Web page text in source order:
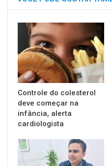
Controle do colesterol
deve começar na
infância, alerta
cardiologista